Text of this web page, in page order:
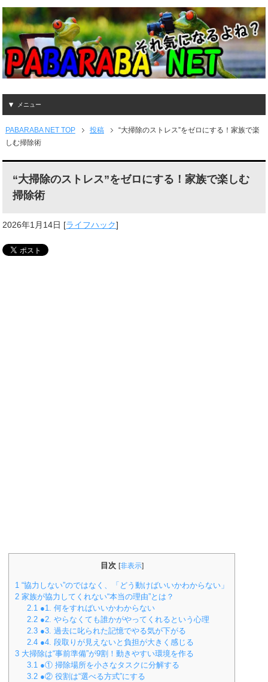
メニュー
PABARABA NET TOP 投稿
“大掃除のストレス”をゼロにする！家族で楽
しむ掃除術
“大掃除のストレス”をゼロにする！家族で楽しむ
掃除術
2026年1月14日 [ライフハック]
目次 [非表示]
1 “協力しない”のではなく、「どう動けばいいかわからない」
2 家族が協力してくれない“本当の理由”とは？
2.1 ●1. 何をすればいいかわからない
2.2 ●2. やらなくても誰かがやってくれるという心理
2.3 ●3. 過去に叱られた記憶でやる気が下がる
2.4 ●4. 段取りが見えないと負担が大きく感じる
3 大掃除は“事前準備”が9割！動きやすい環境を作る
3.1 ●① 掃除場所を小さなタスクに分解する
3.2 ●② 役割は“選べる方式”にする